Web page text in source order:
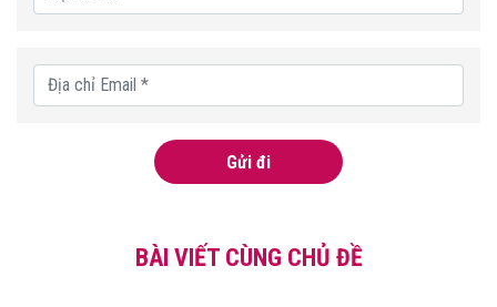
Gửi đi
BÀI VIẾT CÙNG CHỦ ĐỀ